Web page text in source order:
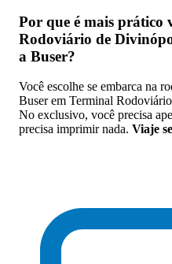
Por que é mais prático
Rodoviário de
a Buser?
Você escolhe se embarca na
Buser em Terminal
No exclusivo, você precisa
precisa imprimir nada. Viaje